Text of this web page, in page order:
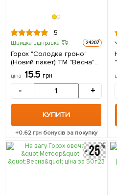
5
Швидка відправка 24207
Горох "Солодке гроно"
(Новий пакет) ТМ "Весна"
ціна 15.5 грн
- +
КУПИТИ
+0.62 грн бонусів за покупку